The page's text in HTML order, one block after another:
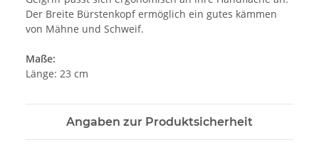
Der Breite Bürstenkopf ermöglich ein gutes kämmen
von Mähne und Schweif.
Maße:
Länge: 23 cm
Angaben zur Produktsicherheit